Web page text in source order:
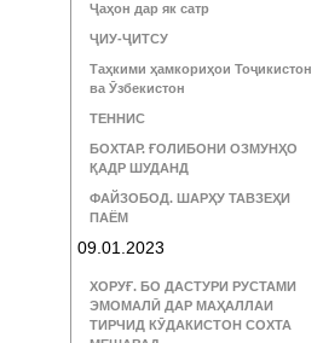
Ҷаҳон дар як сатр
ҶИУ-ҶИТСУ
Таҳкими ҳамкориҳои Тоҷикистон
ва Ӯзбекистон
ТЕННИС
БОХТАР. ҒОЛИБОНИ ОЗМУНҲО
ҚАДР ШУДАНД
ФАЙЗОБОД. ШАРҲУ ТАВЗЕҲИ
ПАЁМ
09.01.2023
ХОРУҒ. БО ДАСТУРИ РУСТАМИ
ЭМОМАЛӢ ДАР МАҲАЛЛАИ
ТИРЧИД КӮДАКИСТОН СОХТА